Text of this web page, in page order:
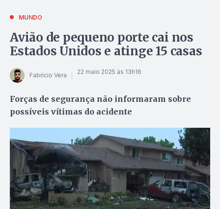
MUNDO
Avião de pequeno porte cai nos
Estados Unidos e atinge 15 casas
Fabrício Vera 22 maio 2025 às 13h16
Forças de segurança não informaram sobre
possíveis vítimas do acidente